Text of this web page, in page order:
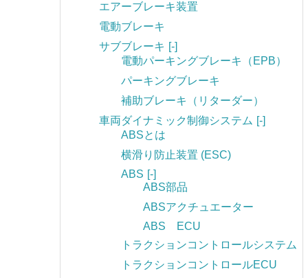
エアーブレーキ装置
電動ブレーキ
サブブレーキ [-]
電動パーキングブレーキ（EPB）
パーキングブレーキ
補助ブレーキ（リターダー）
車両ダイナミック制御システム [-]
ABSとは
横滑り防止装置 (ESC)
ABS [-]
ABS部品
ABSアクチュエーター
ABS ECU
トラクションコントロールシステム
トラクションコントロールECU